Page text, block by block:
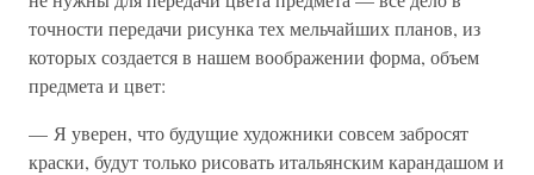
точности передачи рисунка тех мельчайших планов, из
которых создается в нашем воображении форма, объем
предмета и цвет:
— Я уверен, что будущие художники совсем забросят
краски, будут только рисовать итальянским карандашом и